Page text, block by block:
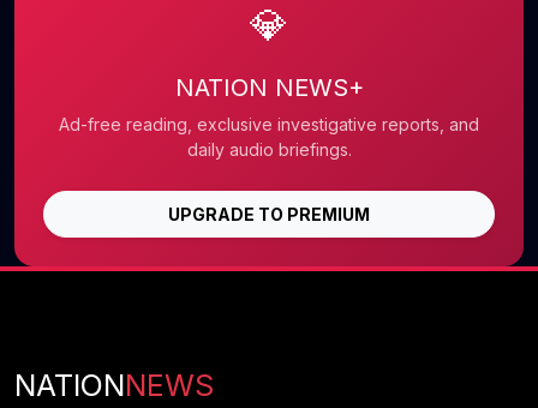
💎
NATION NEWS+
Ad-free reading, exclusive investigative reports, and
daily audio briefings.
UPGRADE TO PREMIUM
NATIONNEWS